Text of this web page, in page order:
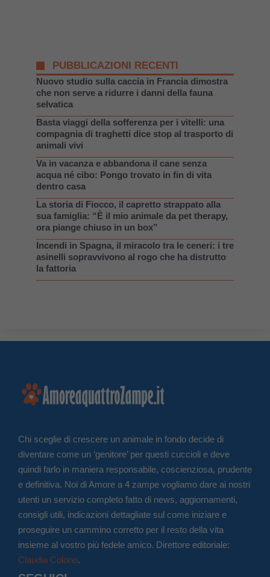
PUBBLICAZIONI RECENTI
Nuovo studio sulla caccia in Francia dimostra
che non serve a ridurre i danni della fauna
selvatica
Basta viaggi della sofferenza per i vitelli: una
compagnia di traghetti dice stop al trasporto di
animali vivi
Va in vacanza e abbandona il cane senza
acqua né cibo: Pongo trovato in fin di vita
dentro casa
La storia di Fiocco, il capretto strappato alla
sua famiglia: “È il mio animale da pet therapy,
ora piange chiuso in un box”
Incendi in Spagna, il miracolo tra le ceneri: i tre
asinelli sopravvivono al rogo che ha distrutto
la fattoria
Chi sceglie di crescere un animale in fondo decide di
diventare come un ‘genitore’ per questi cuccioli e deve
quindi farlo in maniera responsabile, coscienziosa, prudente
e definitiva. Noi di Amore a 4 zampe vogliamo dare ai nostri
utenti un servizio completo fatto di news, aggiornamenti,
consigli utili, indicazioni dettagliate sul come iniziare e
proseguire un cammino corretto per il resto della vita
insieme al vostro più fedele amico. Direttore editoriale:
Claudia Colono.